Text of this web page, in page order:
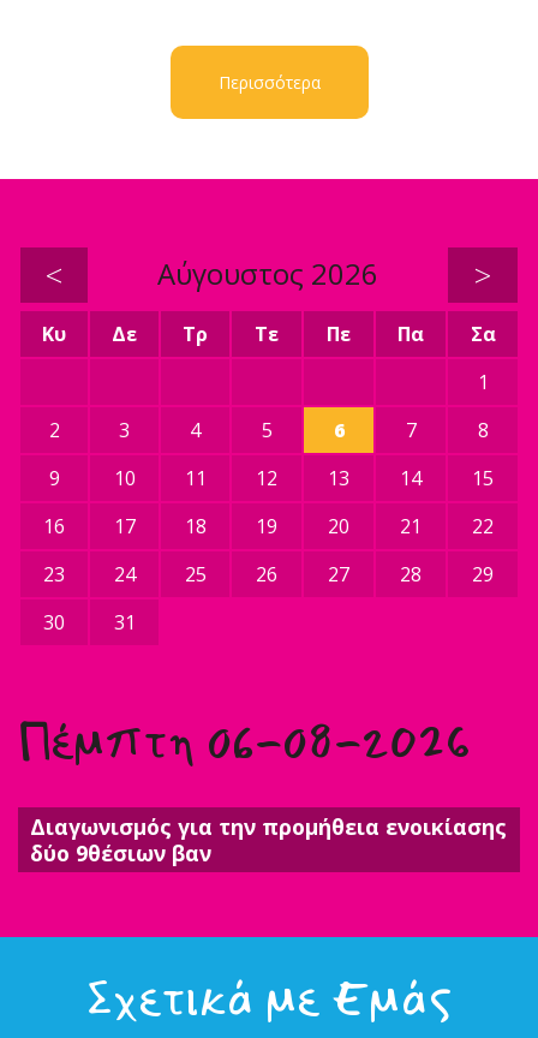
Περισσότερα
< Αύγουστος 2026 >
Κυ Δε Τρ Τε Πε Πα
Σα
1
2
3 4 5 6 7
8
9
10 11 12 13 14
15
16
17 18 19 20 21
22
23
24 25 26 27 28
29
30
31
Πέμπτη 06-08-2026
Διαγωνισμός για την προμήθεια ενοικίασης
δύο 9θέσιων βαν
Σχετικά με Εμάς